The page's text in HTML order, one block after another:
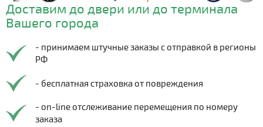
Доставим до двери или до терминала
Вашего города
- принимаем штучные заказы с отправкой в регионы
РФ
- бесплатная страховка от повреждения
- on-line отслеживание перемещения по номеру
заказа